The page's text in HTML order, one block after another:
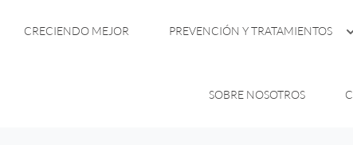
CRECIENDO MEJOR PREVENCIÓN Y TRATAMIENTOS
SOBRE NOSOTROS